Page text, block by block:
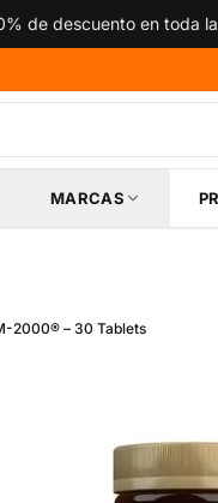
de descuento en toda
MARCAS
2000® – 30 Tablets